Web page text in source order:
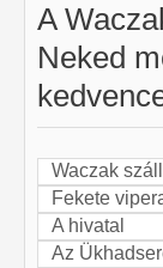
A
Neked
Waczak
Fekete
A hivatal
Az